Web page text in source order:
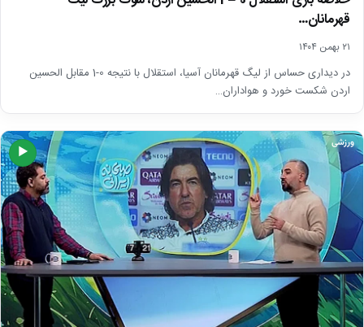
قهرمانان…
۲۱ بهمن ۱۴۰۴
در دیداری حساس از لیگ قهرمانان آسیا، استقلال با نتیجه 0-1 مقابل الحسین
اردن شکست خورد و هواداران…
▶
ورزشی